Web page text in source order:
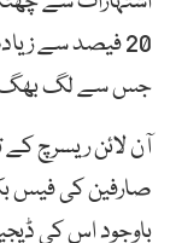
20 فیصد سے
جس سے لگ بھگ 67 بلین ڈالر کمائی
آن لائن ریسرچ کے
صارفین کی فیس
باوجود اس کی